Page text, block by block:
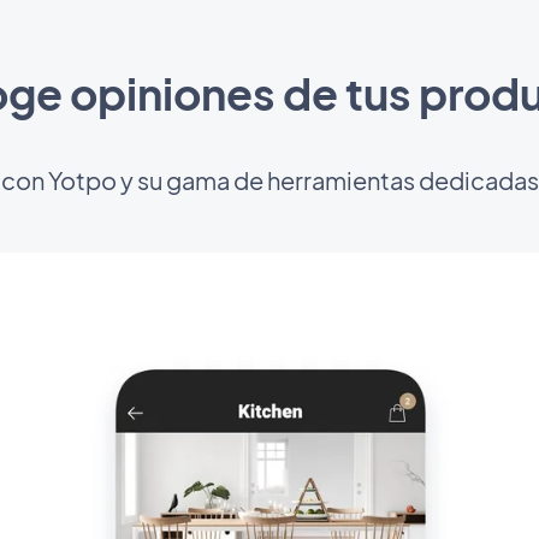
opiniones de tus
con Yotpo y su gama de herramientas dedicadas